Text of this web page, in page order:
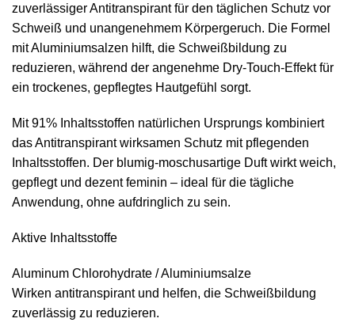
zuverlässiger Antitranspirant für den täglichen Schutz vor
Schweiß und unangenehmem Körpergeruch. Die Formel
mit Aluminiumsalzen hilft, die Schweißbildung zu
reduzieren, während der angenehme Dry-Touch-Effekt für
ein trockenes, gepflegtes Hautgefühl sorgt.
Mit 91% Inhaltsstoffen natürlichen Ursprungs kombiniert
das Antitranspirant wirksamen Schutz mit pflegenden
Inhaltsstoffen. Der blumig-moschusartige Duft wirkt weich,
gepflegt und dezent feminin – ideal für die tägliche
Anwendung, ohne aufdringlich zu sein.
Aktive Inhaltsstoffe
Aluminum Chlorohydrate / Aluminiumsalze
Wirken antitranspirant und helfen, die Schweißbildung
zuverlässig zu reduzieren.